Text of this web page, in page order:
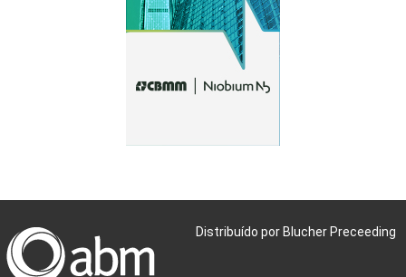
Distribuído por Blucher Preceeding